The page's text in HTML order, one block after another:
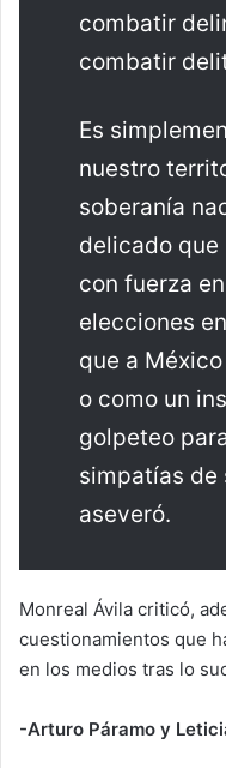
combatir
combatir
Es
nuestro
soberanía
delicado que
con fuerza
elecciones
que a
o como un
golpeteo
simpatías de
aseveró.
Monreal Ávila criticó,
cuestionamientos que
en los medios tras lo
-Arturo Páramo y